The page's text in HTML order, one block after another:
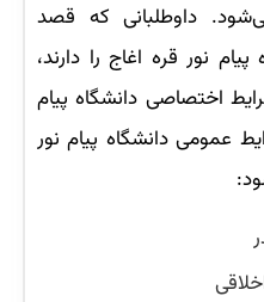
داوطلبانی که قصد
نور قره اغاج را دارند،
اختصاصی دانشگاه پیام
عمومی دانشگاه پیام نور